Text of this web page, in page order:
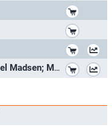
Species 2 (Import Dvd) (1999) Michael Madsen; Marg Helgenberger; Natasha Henst